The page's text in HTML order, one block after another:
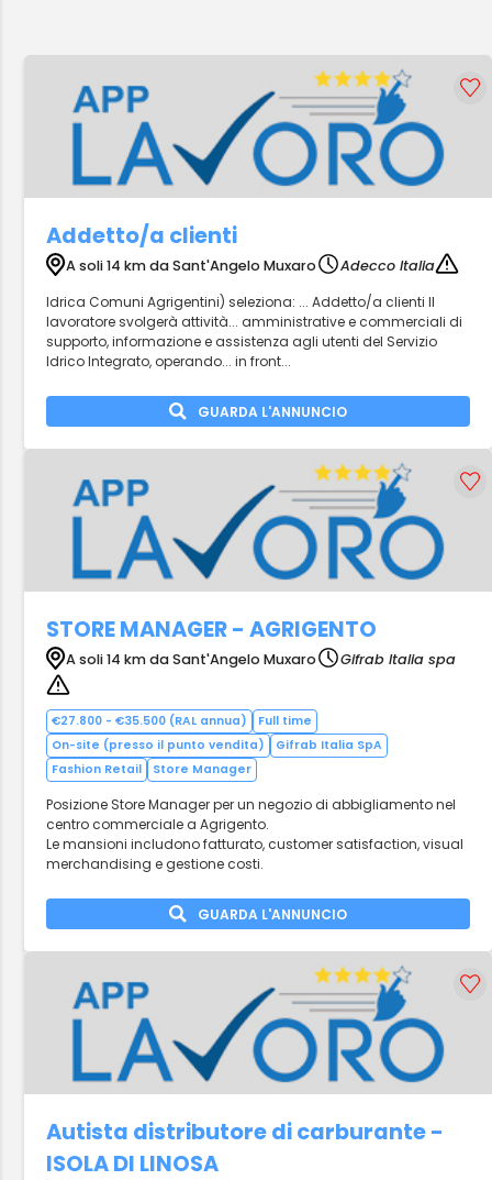
Addetto/a clienti
A soli 14 km da Sant'Angelo Muxaro
Adecco Italia
Idrica Comuni Agrigentini) seleziona: ... Addetto/a clienti Il
lavoratore svolgerà attività... amministrative e commerciali di
supporto, informazione e assistenza agli utenti del Servizio
Idrico Integrato, operando... in front...
GUARDA L'ANNUNCIO
STORE MANAGER - AGRIGENTO
A soli 14 km da Sant'Angelo Muxaro Gifrab Italia spa
€27.800 - €35.500 (RAL annua)
Full time
On-site (presso il punto vendita)
Gifrab Italia SpA
Fashion Retail
Store Manager
Posizione Store Manager per un negozio di abbigliamento nel
centro commerciale a Agrigento.
Le mansioni includono fatturato, customer satisfaction, visual
merchandising e gestione costi.
GUARDA L'ANNUNCIO
Autista distributore di carburante -
ISOLA DI LINOSA